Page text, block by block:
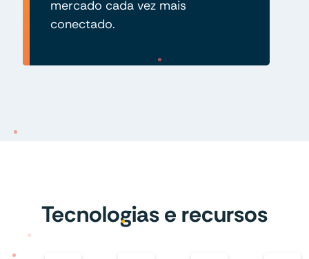
mercado cada vez mais
conectado.
Tecnologias e recursos